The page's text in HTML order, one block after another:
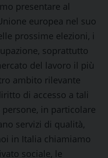
presentare al
europea nel suo
prossime elezioni, i
soprattutto
del lavoro il più
ambito rilevante
di accesso a tali
in particolare
servizi di qualità,
in Italia chiamiamo
sociale, le